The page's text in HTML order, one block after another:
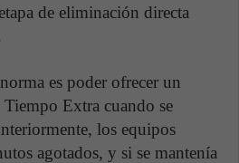
de eliminación directa
es poder ofrecer un
Extra cuando se
los equipos
agotados, y si se mantenía